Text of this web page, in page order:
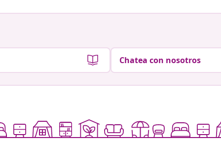
Chatea con nosotros